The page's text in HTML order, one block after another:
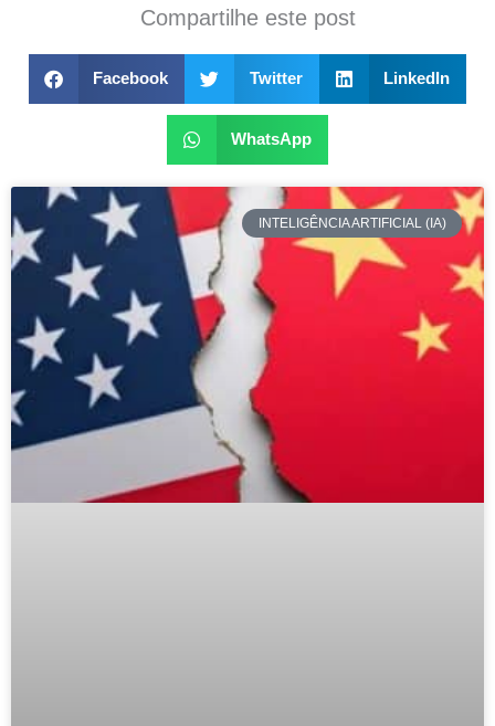
Compartilhe este post
Facebook Twitter LinkedIn
WhatsApp
INTELIGÊNCIA ARTIFICIAL (IA)